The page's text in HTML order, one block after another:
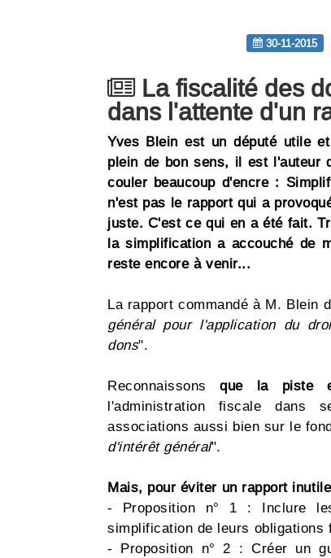
30-11-2015
La fiscalité des
dans l'attente d'un
Yves Blein est un député utile
plein de bon sens, il est l'auteur
couler beaucoup d'encre :
n'est pas le rapport qui a
juste. C'est ce qui en a été fait.
la simplification a accouché de
reste encore à venir...
La rapport commandé à M. Blein
général pour l'application du
dons".
Reconnaissonsque la piste
l'administration fiscale dans
associations aussi bien sur le
d'intérêt général".
Mais, pour éviter un rapport
- Proposition n° 1 : Inclure
simplification de leurs
- Proposition n° 2 : Créer un